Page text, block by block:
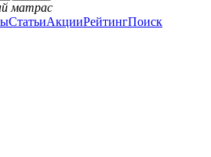
матрас
СтатьиАкцииРейтингПоиск